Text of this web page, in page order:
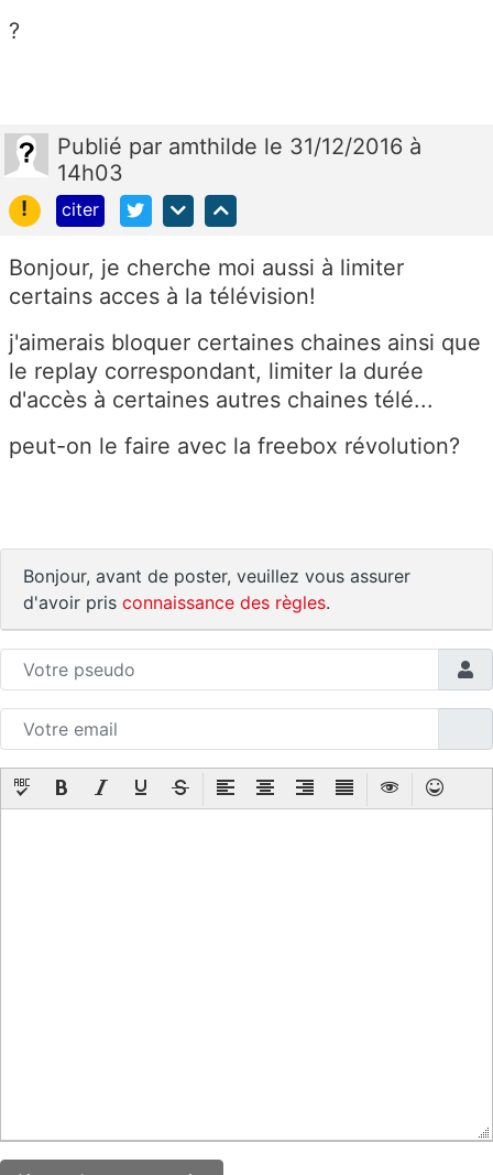
?
Publié par amthilde le 31/12/2016 à
14h03
!
citer
Bonjour, je cherche moi aussi à limiter
certains acces à la télévision!
j'aimerais bloquer certaines chaines ainsi que
le replay correspondant, limiter la durée
d'accès à certaines autres chaines télé...
peut-on le faire avec la freebox révolution?
Bonjour, avant de poster, veuillez vous assurer
d'avoir pris connaissance des règles.